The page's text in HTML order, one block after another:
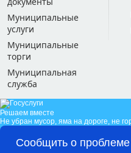
Муниципальные
услуги
Муниципальные
торги
Муниципальная
служба
Решаем вместе
Не убран мусор, яма на дороге, не
Сообщить о проблеме